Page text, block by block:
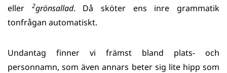
eller
2grönsallad. Då sköter ens inre grammatik
tonfrågan automatiskt.
Undantag finner vi främst bland plats- och
personnamn, som även annars beter sig lite hipp som